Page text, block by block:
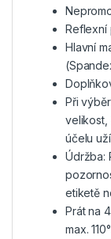
Reflexní
Hlavní
Při
velikost,
účelu
Údržba:
etiketě
Prát na
max.